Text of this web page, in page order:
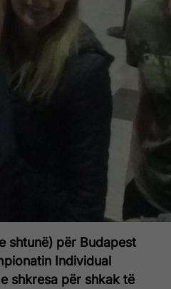
shtunë) për Budapest
Individual
shkresa për shkak të